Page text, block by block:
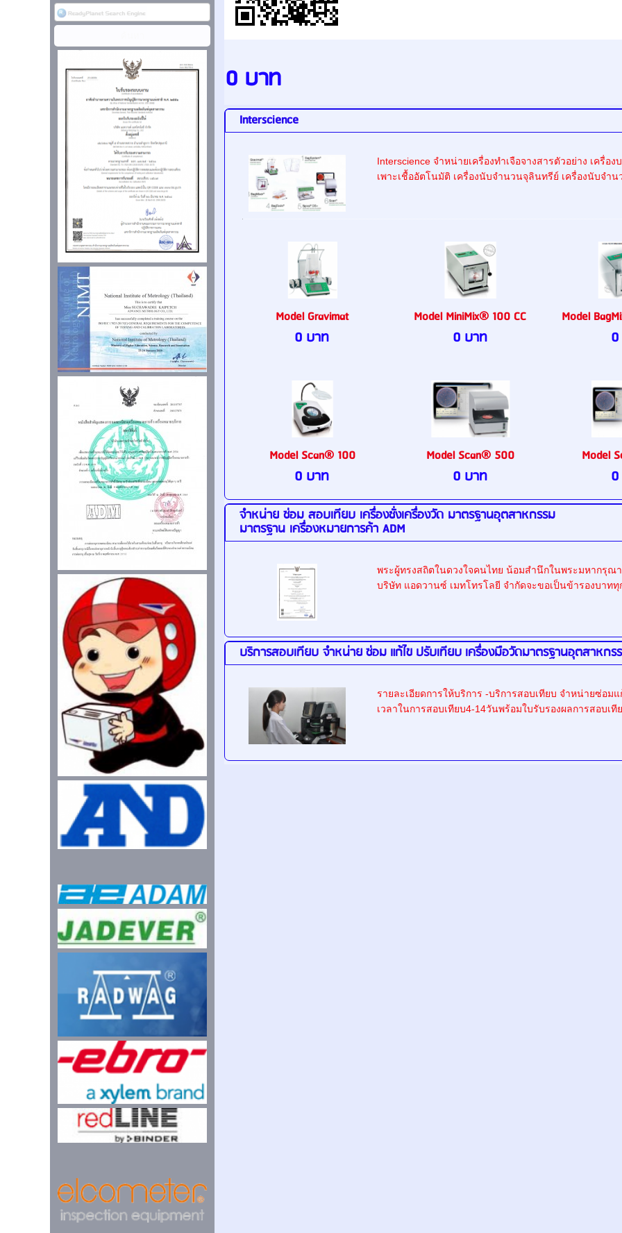
0 บาท
Interscience
Interscience จำหน่ายเครื่องทำเจือจางสารตัวอย่าง เครื่อ
เพาะเชื้ออัตโนมัติ เครื่องนับจำนวนจุลินทรีย์ เครื่องนับจำ
Model Gravimat
0 บาท
Model MiniMix® 100 CC
0 บาท
Model
Model Scan® 100
0 บาท
Model Scan® 500
0 บาท
Model
จำหน่าย ซ่อม สอบเทียบ เครื่องชั่งเครื่องวัด มาตรฐานอุตสาหกรรม
มาตรฐาน เครื่องหมายการค้า ADM
พระผู้ทรงสถิตในดวงใจคนไทย น้อมสำนึกในพระมหากรุ
บริษัท แอดวานซ์ เมทโทรโลยี จำกัดจะขอเป็นข้ารองบาท
บริการสอบเทียบ จำหน่าย ซ่อม แก้ไข ปรับเทียบ เครื่องมือวัดมาตรฐานอุตสาหกร
รายละเอียดการให้บริการ -บริการสอบเทียบ จำหน่ายซ่อม
เวลาในการสอบเทียบ4-14วันพร้อมใบรับรองผลการสอบเ